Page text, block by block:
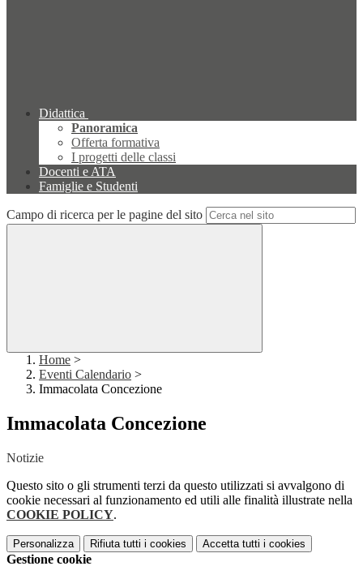
Didattica
Panoramica
Offerta formativa
I progetti delle classi
Docenti e ATA
Famiglie e Studenti
Campo di ricerca per le pagine del sito
Home >
Eventi Calendario >
Immacolata Concezione
Immacolata Concezione
Notizie
Questo sito o gli strumenti terzi da questo utilizzati si avvalgono di
cookie necessari al funzionamento ed utili alle finalità illustrate nella
COOKIE POLICY.
Personalizza Rifiuta tutti i cookies Accetta tutti i cookies
Gestione cookie